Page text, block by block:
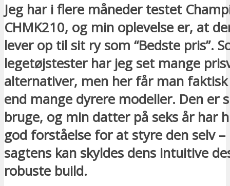
Jeg har i flere måneder testet
CHMK210, og min oplevelse er, at
lever op til sit ry som “Bedste pris”.
legetøjstester har jeg set mange
alternativer, men her får man
end mange dyrere modeller. Den er
bruge, og min datter på seks år har
god forståelse for at styre den selv –
sagtens kan skyldes dens intuitive
robuste build.